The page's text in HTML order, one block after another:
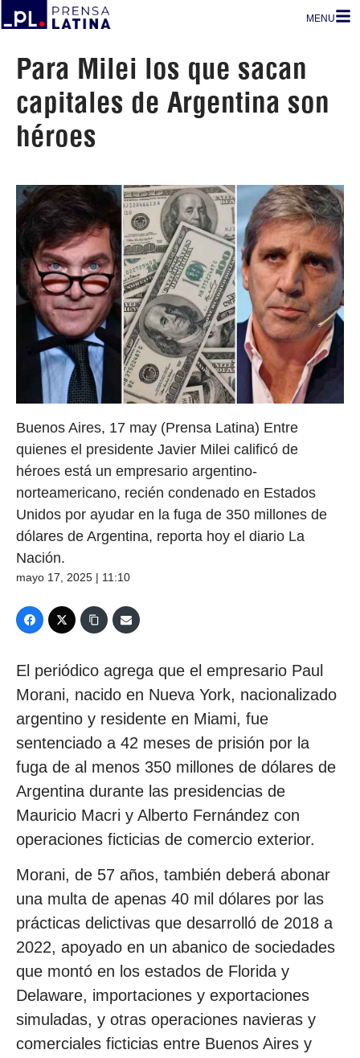
MENU
Para Milei los que sacan
capitales de Argentina son
héroes
Buenos Aires, 17 may (Prensa Latina) Entre
quienes el presidente Javier Milei calificó de
héroes está un empresario argentino-
norteamericano, recién condenado en Estados
Unidos por ayudar en la fuga de 350 millones de
dólares de Argentina, reporta hoy el diario La
Nación.
mayo 17, 2025 | 11:10
El periódico agrega que el empresario Paul
Morani, nacido en Nueva York, nacionalizado
argentino y residente en Miami, fue
sentenciado a 42 meses de prisión por la
fuga de al menos 350 millones de dólares de
Argentina durante las presidencias de
Mauricio Macri y Alberto Fernández con
operaciones ficticias de comercio exterior.
Morani, de 57 años, también deberá abonar
una multa de apenas 40 mil dólares por las
prácticas delictivas que desarrolló de 2018 a
2022, apoyado en un abanico de sociedades
que montó en los estados de Florida y
Delaware, importaciones y exportaciones
simuladas, y otras operaciones navieras y
comerciales ficticias entre Buenos Aires y